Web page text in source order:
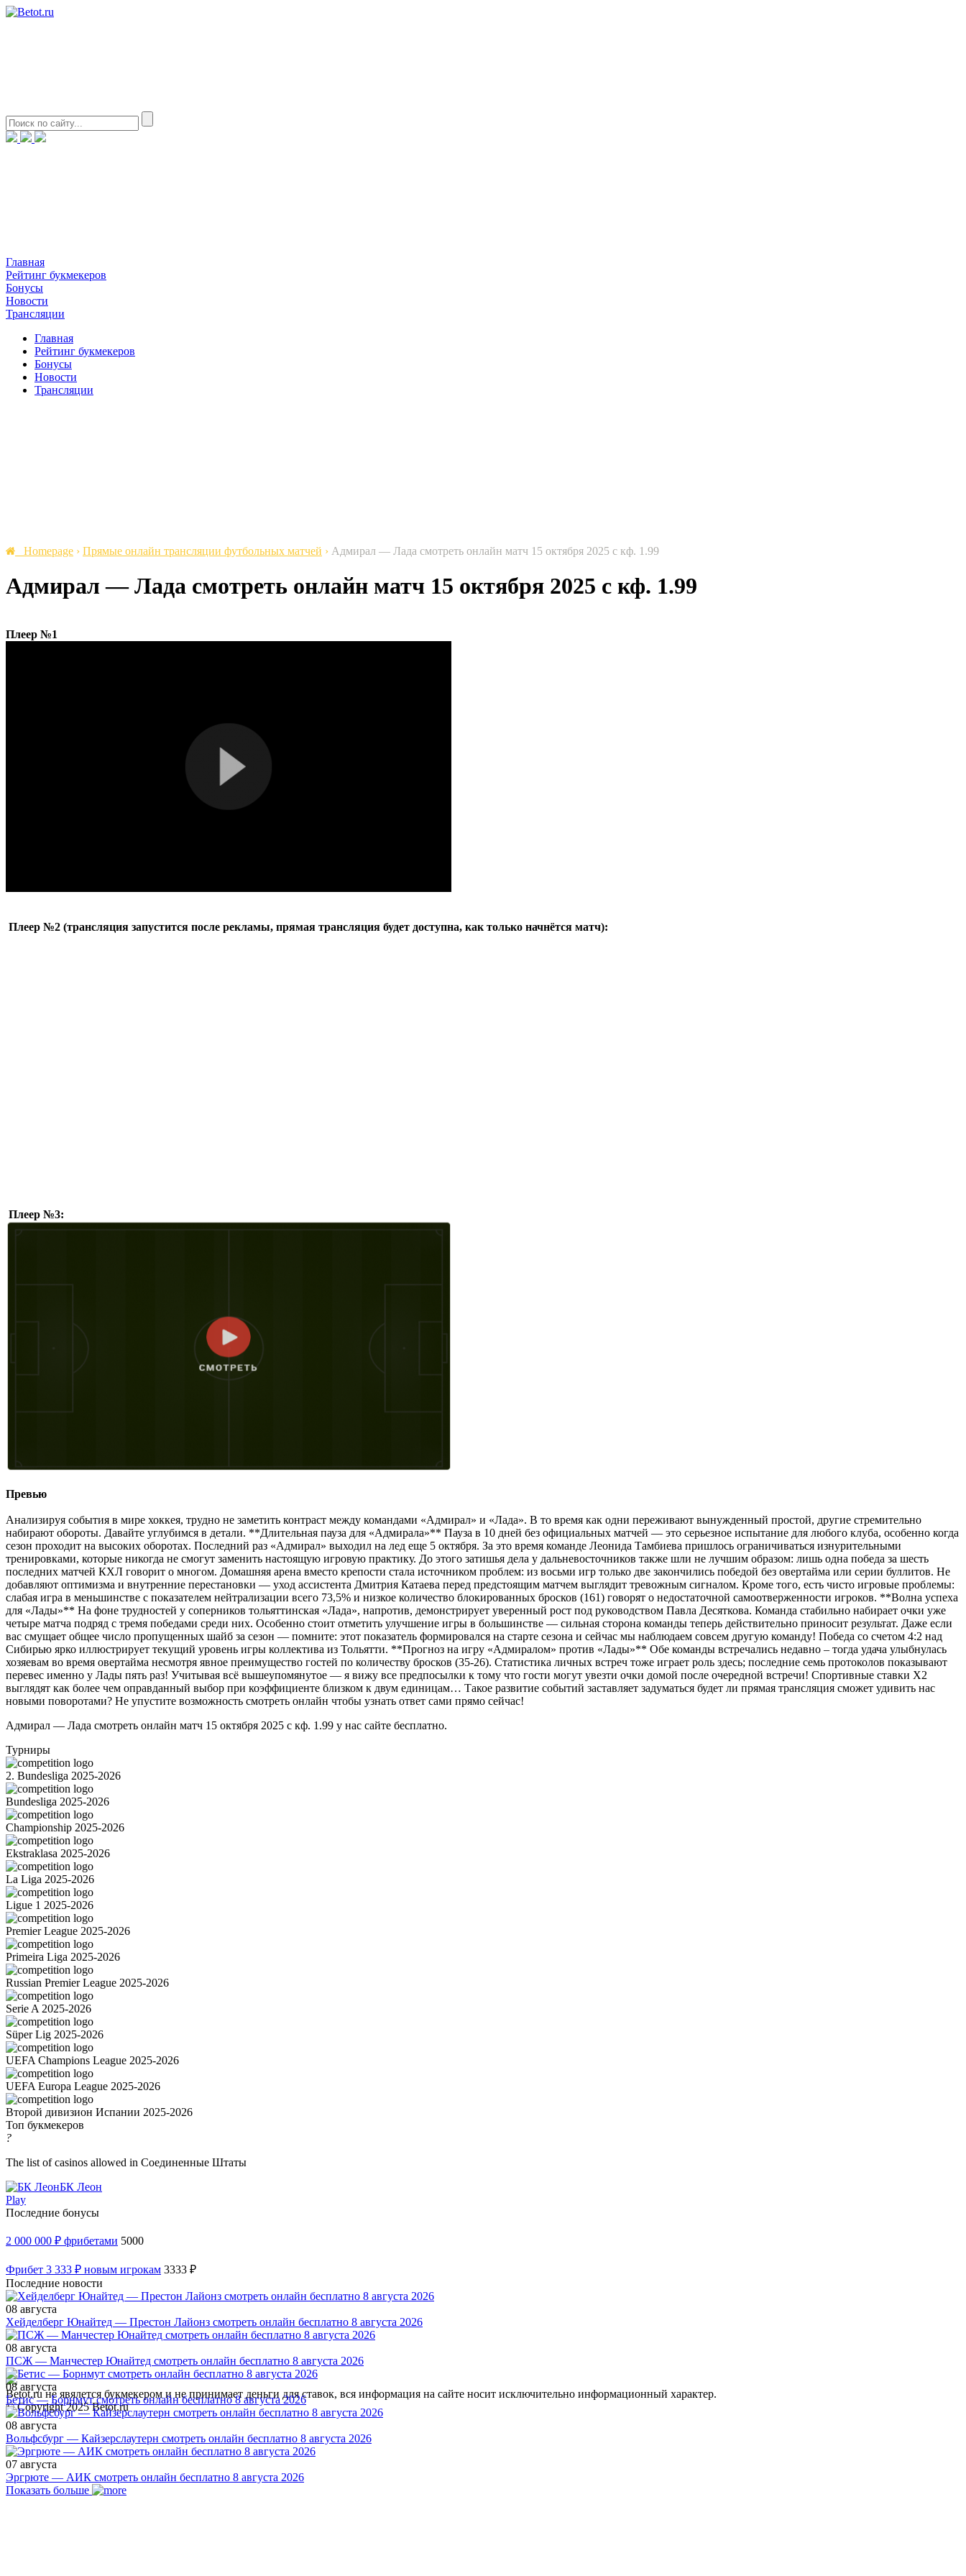
Главная
Рейтинг букмекеров
Бонусы
Новости
Трансляции
Главная
Рейтинг букмекеров
Бонусы
Новости
Трансляции
Homepage › Прямые онлайн трансляции футбольных матчей › Адмирал — Лада cмотреть онлайн матч 15 октября 2025 с кф. 1.99
Адмирал — Лада cмотреть онлайн матч 15 октября 2025 с кф. 1.99
Плеер №1
Плеер №2 (трансляция запустится после рекламы, прямая трансляция будет доступна, как только начнётся матч):
Плеер №3:
Превью
Анализируя события в мире хоккея, трудно не заметить контраст между командами «Адмирал» и «Лада». В то время как одни переживают вынужденный простой, другие стремительно
набирают обороты. Давайте углубимся в детали. **Длительная пауза для «Адмирала»** Пауза в 10 дней без официальных матчей — это серьезное испытание для любого клуба, особенно когда
сезон проходит на высоких оборотах. Последний раз «Адмирал» выходил на лед еще 5 октября. За это время команде Леонида Тамбиева пришлось ограничиваться изнурительными
тренировками, которые никогда не смогут заменить настоящую игровую практику. До этого затишья дела у дальневосточников также шли не лучшим образом: лишь одна победа за шесть
последних матчей КХЛ говорит о многом. Домашняя арена вместо крепости стала источником проблем: из восьми игр только две закончились победой без овертайма или серии буллитов. Не
добавляют оптимизма и внутренние перестановки — уход ассистента Дмитрия Катаева перед предстоящим матчем выглядит тревожным сигналом. Кроме того, есть чисто игровые проблемы:
слабая игра в меньшинстве с показателем нейтрализации всего 73,5% и низкое количество блокированных бросков (161) говорят о недостаточной самоотверженности игроков. **Волна успеха
для «Лады»** На фоне трудностей у соперников тольяттинская «Лада», напротив, демонстрирует уверенный рост под руководством Павла Десяткова. Команда стабильно набирает очки уже
четыре матча подряд с тремя победами среди них. Особенно стоит отметить улучшение игры в большинстве — сильная сторона команды теперь действительно приносит результат. Даже если
вас смущает общее число пропущенных шайб за сезон — помните: этот показатель формировался на старте сезона и сейчас мы наблюдаем совсем другую команду! Победа со счетом 4:2 над
Сибирью ярко иллюстрирует текущий уровень игры коллектива из Тольятти. **Прогноз на игру «Адмиралом» против «Лады»** Обе команды встречались недавно – тогда удача улыбнулась
хозяевам во время овертайма несмотря явное преимущество гостей по количеству бросков (35-26). Статистика личных встреч тоже играет роль здесь; последние семь протоколов показывают
перевес именно у Лады пять раз! Учитывая всё вышеупомянутое — я вижу все предпосылки к тому что гости могут увезти очки домой после очередной встречи! Спортивные ставки X2
выглядят как более чем оправданный выбор при коэффициенте близком к двум единицам… Такое развитие событий заставляет задуматься будет ли прямая трансляция сможет удивить нас
новыми поворотами? Не упустите возможность смотреть онлайн чтобы узнать ответ сами прямо сейчас!
Адмирал — Лада cмотреть онлайн матч 15 октября 2025 с кф. 1.99 у нас сайте бесплатно.
Турниры
2. Bundesliga 2025-2026
Bundesliga 2025-2026
Championship 2025-2026
Ekstraklasa 2025-2026
La Liga 2025-2026
Ligue 1 2025-2026
Premier League 2025-2026
Primeira Liga 2025-2026
Russian Premier League 2025-2026
Serie A 2025-2026
Süper Lig 2025-2026
UEFA Champions League 2025-2026
UEFA Europa League 2025-2026
Второй дивизион Испании 2025-2026
Топ букмекеров
?
The list of casinos allowed in Соединенные Штаты
БК Леон
Play
Последние бонусы
2 000 000 ₽ фрибетами 5000
Фрибет 3 333 ₽ новым игрокам 3333 ₽
Последние новости
08 августа
Хейделберг Юнайтед — Престон Лайонз смотреть онлайн бесплатно 8 августа 2026
08 августа
ПСЖ — Манчестер Юнайтед смотреть онлайн бесплатно 8 августа 2026
08 августа
Бетис — Борнмут смотреть онлайн бесплатно 8 августа 2026
08 августа
Вольфсбург — Кайзерслаутерн смотреть онлайн бесплатно 8 августа 2026
07 августа
Эргрюте — АИК смотреть онлайн бесплатно 8 августа 2026
Показать больше
Betot.ru не явялется букмекером и не принимает деньги для ставок, вся информация на сайте носит исключительно информационный характер.
© Copyright 2025 Betot.ru